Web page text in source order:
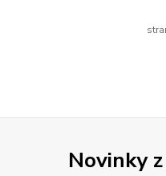
Novinky